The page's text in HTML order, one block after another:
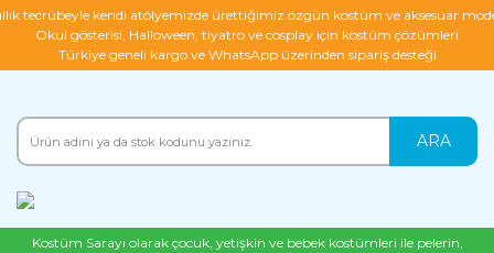
tecrübeyle kendi atölyemizde ürettiğimiz özgün kostüm ve aksesuar
Okul gösterisi, Halloween, tiyatro ve cosplay için kostüm çözümleri
Türkiye geneli kargo ve WhatsApp üzerinden sipariş desteği
ARA
Kostüm Sarayı olarak çocuk, yetişkin ve bebek kostümleri ile pelerin,